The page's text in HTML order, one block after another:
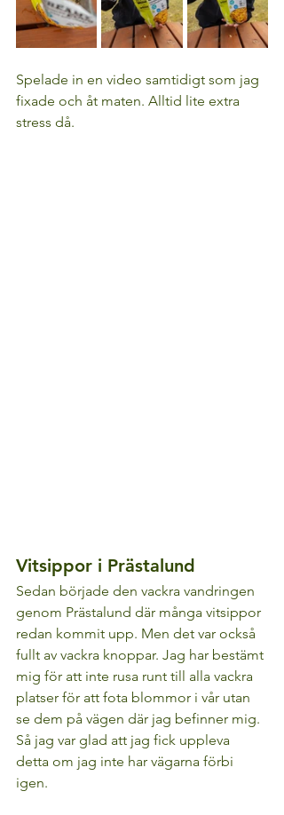
Spelade in en video samtidigt som jag
fixade och åt maten. Alltid lite extra
stress då.
Vitsippor i Prästalund
Sedan började den vackra vandringen
genom Prästalund där många vitsippor
redan kommit upp. Men det var också
fullt av vackra knoppar. Jag har bestämt
mig för att inte rusa runt till alla vackra
platser för att fota blommor i vår utan
se dem på vägen där jag befinner mig.
Så jag var glad att jag fick uppleva
detta om jag inte har vägarna förbi
igen.